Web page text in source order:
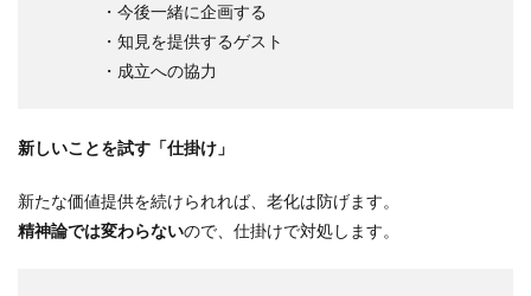
・今後一緒に企画する
・知見を提供するゲスト
・成立への協力
新しいことを試す「仕掛け」
新たな価値提供を続けられれば、老化は防げます。
精神論では変わらないので、仕掛けで対処します。